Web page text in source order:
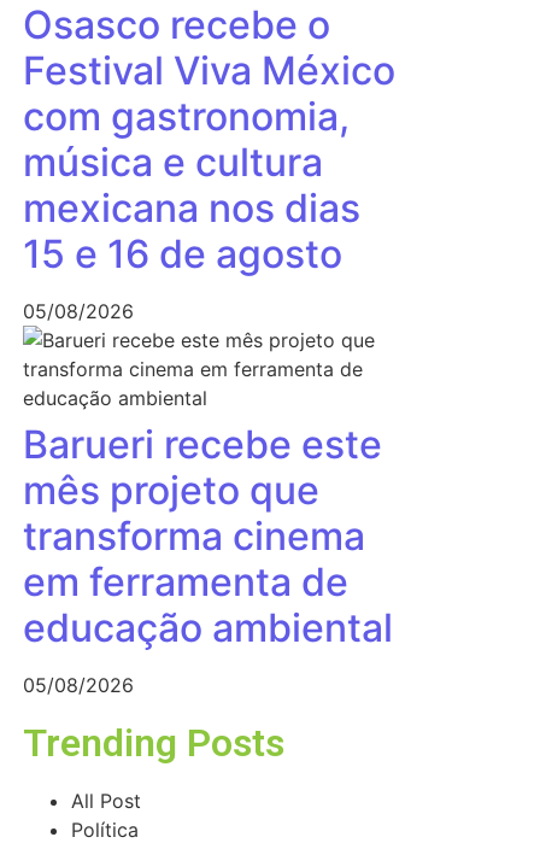
Osasco recebe o
Festival Viva México
com gastronomia,
música e cultura
mexicana nos dias
15 e 16 de agosto
05/08/2026
Barueri recebe este
mês projeto que
transforma cinema
em ferramenta de
educação ambiental
05/08/2026
Trending Posts
All Post
Política